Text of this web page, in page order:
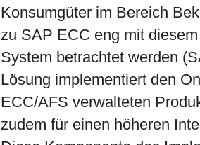
Konsumgüter im Bereich
zu SAP ECC eng mit
System betrachtet werden
Lösung implementiert den
ECC/AFS verwalteten
zudem für einen höheren